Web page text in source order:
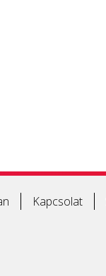
Kapcsolat